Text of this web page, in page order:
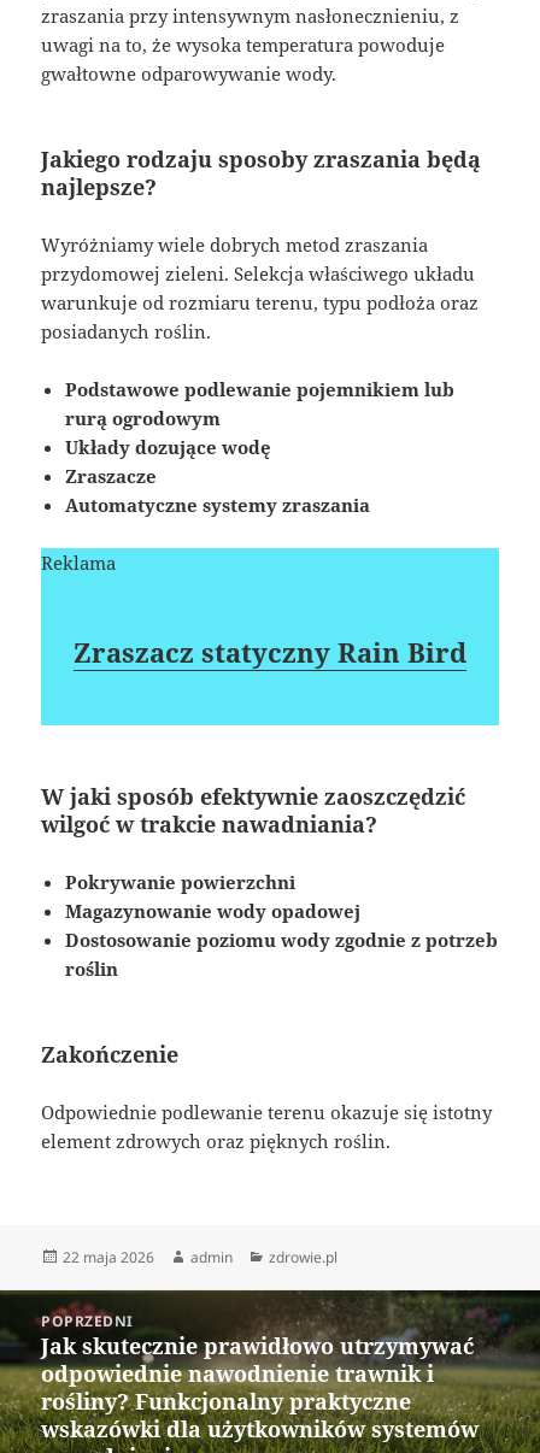
zraszania przy intensywnym nasłonecznieniu, z
uwagi na to, że wysoka temperatura powoduje
gwałtowne odparowywanie wody.
Jakiego rodzaju sposoby zraszania będą
najlepsze?
Wyróżniamy wiele dobrych metod zraszania
przydomowej zieleni. Selekcja właściwego układu
warunkuje od rozmiaru terenu, typu podłoża oraz
posiadanych roślin.
Podstawowe podlewanie pojemnikiem lub
rurą ogrodowym
Układy dozujące wodę
Zraszacze
Automatyczne systemy zraszania
Reklama
Zraszacz statyczny Rain Bird
W jaki sposób efektywnie zaoszczędzić
wilgoć w trakcie nawadniania?
Pokrywanie powierzchni
Magazynowanie wody opadowej
Dostosowanie poziomu wody zgodnie z potrzeb
roślin
Zakończenie
Odpowiednie podlewanie terenu okazuje się istotny
element zdrowych oraz pięknych roślin.
Data
22 maja 2026 Autor
admin Kategorie
zdrowie.pl
Nawigacja
wpisuPOPRZEDNI
Poprzedni
wpis:
Jak skutecznie prawidłowo utrzymywać
odpowiednie nawodnienie trawnik i
rośliny? Funkcjonalny praktyczne
wskazówki dla użytkowników systemów